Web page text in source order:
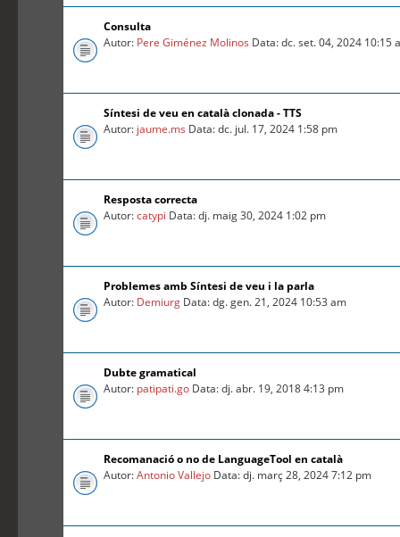
Consulta
Autor: Pere Giménez Molinos Data: dc. set. 04, 2024 10:15
Síntesi de veu en català clonada - TTS
Autor: jaume.ms Data: dc. jul. 17, 2024 1:58 pm
Resposta correcta
Autor:catypi Data: dj. maig 30, 2024 1:02 pm
Problemes amb Síntesi de veu i la parla
Autor: Demiurg Data: dg. gen. 21, 2024 10:53 am
Dubte gramatical
Autor: patipati.go Data: dj. abr. 19, 2018 4:13 pm
Recomanació o no de LanguageTool en català
Autor:Antonio Vallejo Data: dj. març 28, 2024 7:12 pm